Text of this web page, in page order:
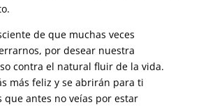
de que muchas veces
por desear nuestra
contra el natural fluir de la vida.
más feliz y se abrirán para ti
que antes no veías por estar